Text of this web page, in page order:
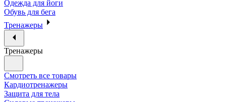
Одежда для йоги
Обувь для бега
Тренажеры
Тренажеры
Смотреть все товары
Кардиотренажеры
Защита для тела